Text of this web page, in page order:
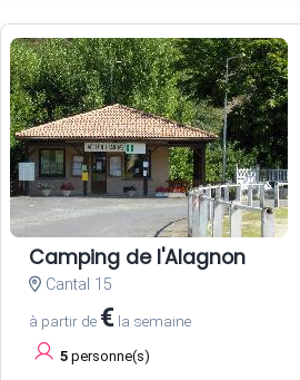
Camping de l'Alagnon
Cantal 15
à partir de € la semaine
5 personne(s)